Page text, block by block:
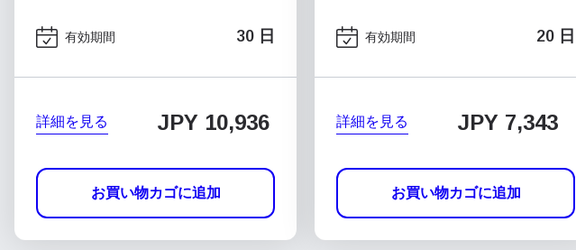
有効期間 30 日
詳細を見る JPY 10,936
お買い物カゴに追加
有効期間 20 日
詳細を見る JPY 7,343
お買い物カゴに追加